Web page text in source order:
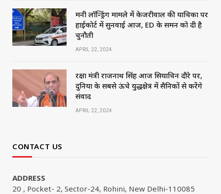
मनी लॉन्ड्रिंग मामले में केजरीवाल की याचिका पर
हाईकोर्ट में सुनवाई आज, ED के समन को दी है
चुनौती
APRIL 22, 2024
रक्षा मंत्री राजनाथ सिंह आज सियाचिन दौरे पर,
दुनिया के सबसे ऊंचे युद्धक्षेत्र में सैनिकों से करेंगे
संवाद
APRIL 22, 2024
CONTACT US
ADDRESS
20 , Pocket- 2, Sector-24, Rohini, New Delhi-110085